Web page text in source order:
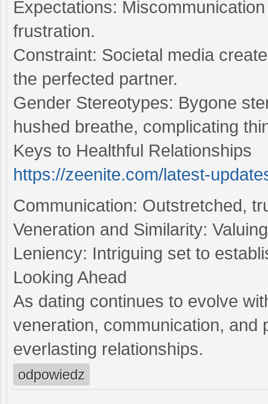
Expectations:
frustration.
Constraint: Societal media
the perfected partner.
Gender Stereotypes: Bygone
hushed breathe, complicating
Keys to Healthful Relationships
https://zeenite.com/latest-
Communication: Outstretched,
Veneration and Similarity:
Leniency: Intriguing set to
Looking Ahead
As dating continues to evolve
veneration, communication, and
everlasting relationships.
odpowiedz